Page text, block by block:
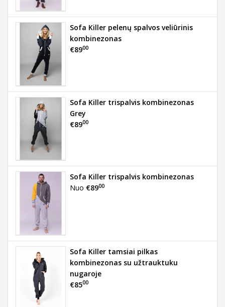
Sofa Killer pelenų spalvos veliūrinis
kombinezonas
€8900
Sofa Killer trispalvis kombinezonas
Grey
€8900
Sofa Killer trispalvis kombinezonas
Nuo €8900
Sofa Killer tamsiai pilkas
kombinezonas su užtrauktuku
nugaroje
€8500